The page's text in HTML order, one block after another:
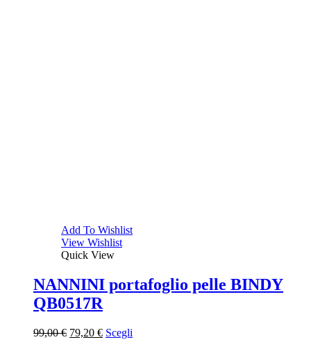
Add To Wishlist
View Wishlist
Quick View
NANNINI portafoglio pelle BINDY
QB0517R
99,00€ Il
79,20 €IlScegli